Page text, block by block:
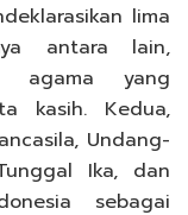
lima
antara lain,
agama yang
kasih. Kedua,
Undang-
Ika, dan
sebagai